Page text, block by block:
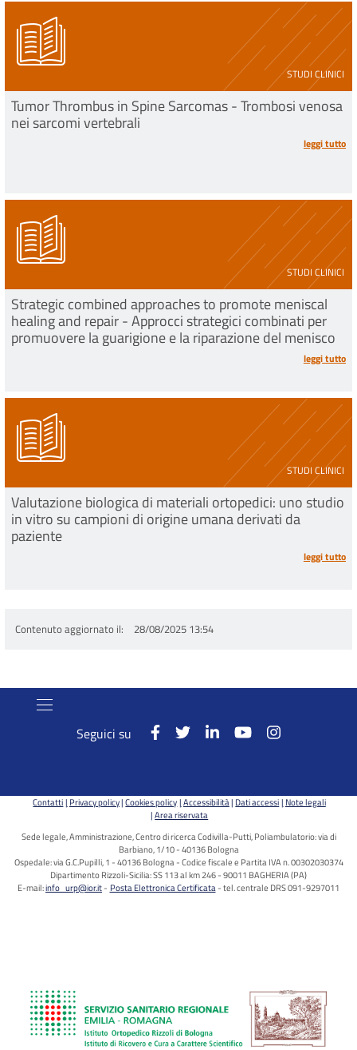
STUDI CLINICI
Tumor Thrombus in Spine Sarcomas - Trombosi venosa
nei sarcomi vertebrali
leggi tutto
STUDI CLINICI
Strategic combined approaches to promote meniscal
healing and repair - Approcci strategici combinati per
promuovere la guarigione e la riparazione del menisco
leggi tutto
STUDI CLINICI
Valutazione biologica di materiali ortopedici: uno studio
in vitro su campioni di origine umana derivati da
paziente
leggi tutto
Contenuto aggiornato il 28/08/2025 13:54
Seguici su
Contatti Privacy policy Cookies policy Accessibilità Dati accessi Note legali
Area riservata
Sede legale, Amministrazione, Centro di ricerca Codivilla-Putti, Poliambulatorio: via di
Barbiano, 1/10 - 40136 Bologna
Ospedale: via G.C.Pupilli, 1 - 40136 Bologna - Codice fiscale e Partita IVA n. 00302030374
Dipartimento Rizzoli-Sicilia: SS 113 al km 246 - 90011 BAGHERIA (PA)
E-mail:info_urp@ior.it Posta Elettronica Certificata tel. centrale DRS 091-9297011